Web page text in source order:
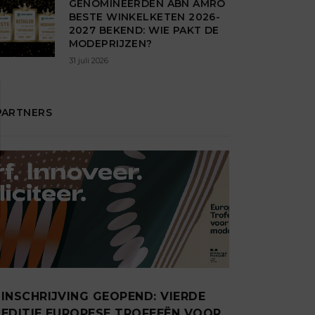
GENOMINEERDEN ABN AMRO
BESTE WINKELKETEN 2026-
2027 BEKEND: WIE PAKT DE
MODEPRIJZEN?
31 juli 2026
PARTNERS
INSCHRIJVING GEOPEND: VIERDE